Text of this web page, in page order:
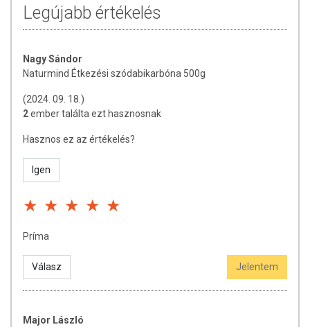
A termék nem helyettesíti a kiegyensúlyozott, vegyes étrendet és
alkalmas! Betegség esetén használatát beszélje meg
kezelőorvosával. Az ajánlott napi fogyasztási mennyiséget ne
lépje túl! Ne szedje a készítményt, ha az összetevők
bármelyikére érzékeny vagy allergiás! Kisgyermektől elzárva
Legújabb értékelés
Nagy Sándor
Naturmind Étkezési szódabikarbóna 500g
(2024. 09. 18.)
2ember találta ezt hasznosnak
Hasznos ez az értékelés?
Igen
Príma
Válasz Jelentem
Major László